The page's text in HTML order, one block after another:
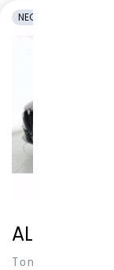
NEOPATENTATI
ALFA
Tonale 1.5